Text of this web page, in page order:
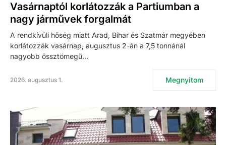
Vasárnaptól korlátozzák a Partiumban a
nagy járművek forgalmát
A rendkívüli hőség miatt Arad, Bihar és Szatmár megyében
korlátozzák vasárnap, augusztus 2-án a 7,5 tonnánál
nagyobb össztömegű…
2026. augusztus 1. Megnyitom